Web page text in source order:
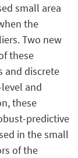
small area
the
Two new
these
and discrete
and
these
predictive
in the small
of the